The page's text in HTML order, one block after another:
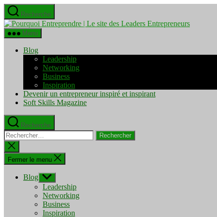
Aller
au
contenu
Recherche
Pourquoi
Menu
Blog
Leadership
Networking
Business
Inspiration
Devenir un entrepreneur inspiré et inspirant
Soft Skills Magazine
Recherche
Rechercher :
Fermer
la
recherche
Fermer le menu
Blog Afficher
le
sous-
menu
Leadership
Networking
Business
Inspiration